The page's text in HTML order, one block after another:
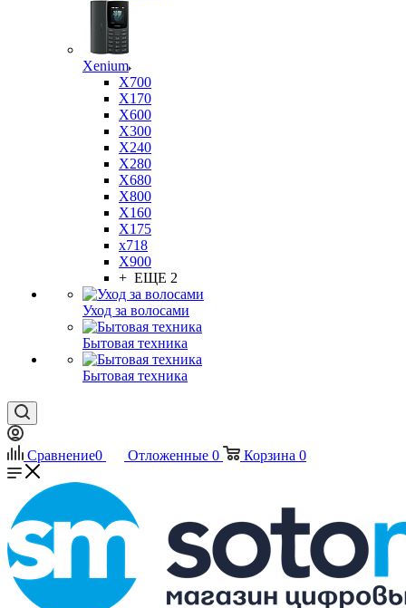
Xenium
X700
X170
X600
X300
X240
X280
X680
X800
X160
X175
x718
X900
+ ЕЩЕ 2
Уход за волосами
Бытовая техника
Бытовая техника
Сравнение0 Отложенные 0 Корзина 0